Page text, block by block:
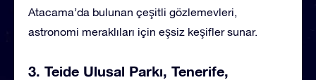
Atacama’da bulunan çeşitli gözlemevleri,
astronomi meraklıları için eşsiz keşifler sunar.
3. Teide Ulusal Parkı, Tenerife,